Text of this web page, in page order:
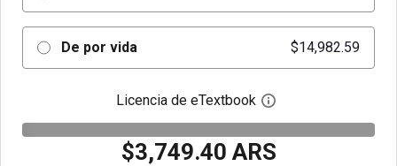
De por vida $14,982.59
Licencia de eTextbook Abre el cuadro de
$3,749.40 ARS